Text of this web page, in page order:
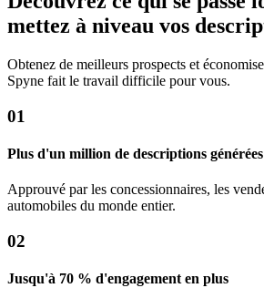
mettez à niveau vos
Obtenez de meilleurs prospects et
Spyne fait le travail difficile pour vous.
01
Plus d'un million de descriptions générées
Approuvé par les concessionnaires, les
automobiles du monde entier.
02
Jusqu'à 70 % d'engagement en plus